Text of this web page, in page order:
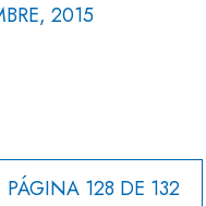
2015
PÁGINA 128 DE 132